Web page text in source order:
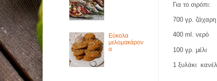
Για το σιρόπι:
700 γρ. ζάχαρη
400 ml. νερό
100 γρ. μέλι
1 ξυλάκι
Εύκολα
μελομακάρον
α